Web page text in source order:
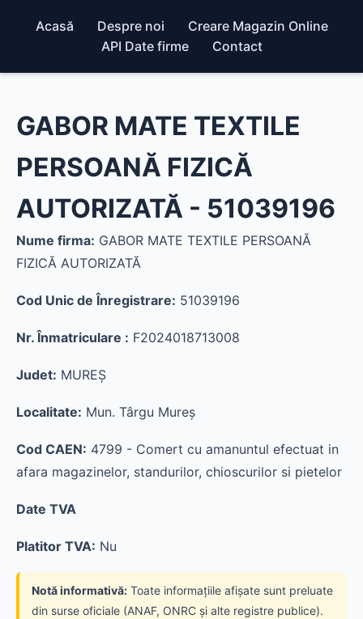
Acasă Despre noi
Creare Magazin Online
API Date firme
Contact
GABOR MATE TEXTILE
PERSOANĂ FIZICĂ
AUTORIZATĂ - 51039196
Nume firma: GABOR MATE TEXTILE PERSOANĂ
FIZICĂ AUTORIZATĂ
Cod Unic de Înregistrare: 51039196
Nr. Înmatriculare : F2024018713008
Judet: MUREŞ
Localitate: Mun. Târgu Mureş
Cod CAEN: 4799 - Comert cu amanuntul efectuat in
afara magazinelor, standurilor, chioscurilor si pietelor
Date TVA
Platitor TVA: Nu
Notă informativă: Toate informațiile afișate sunt preluate
din surse oficiale (ANAF, ONRC și alte registre publice).